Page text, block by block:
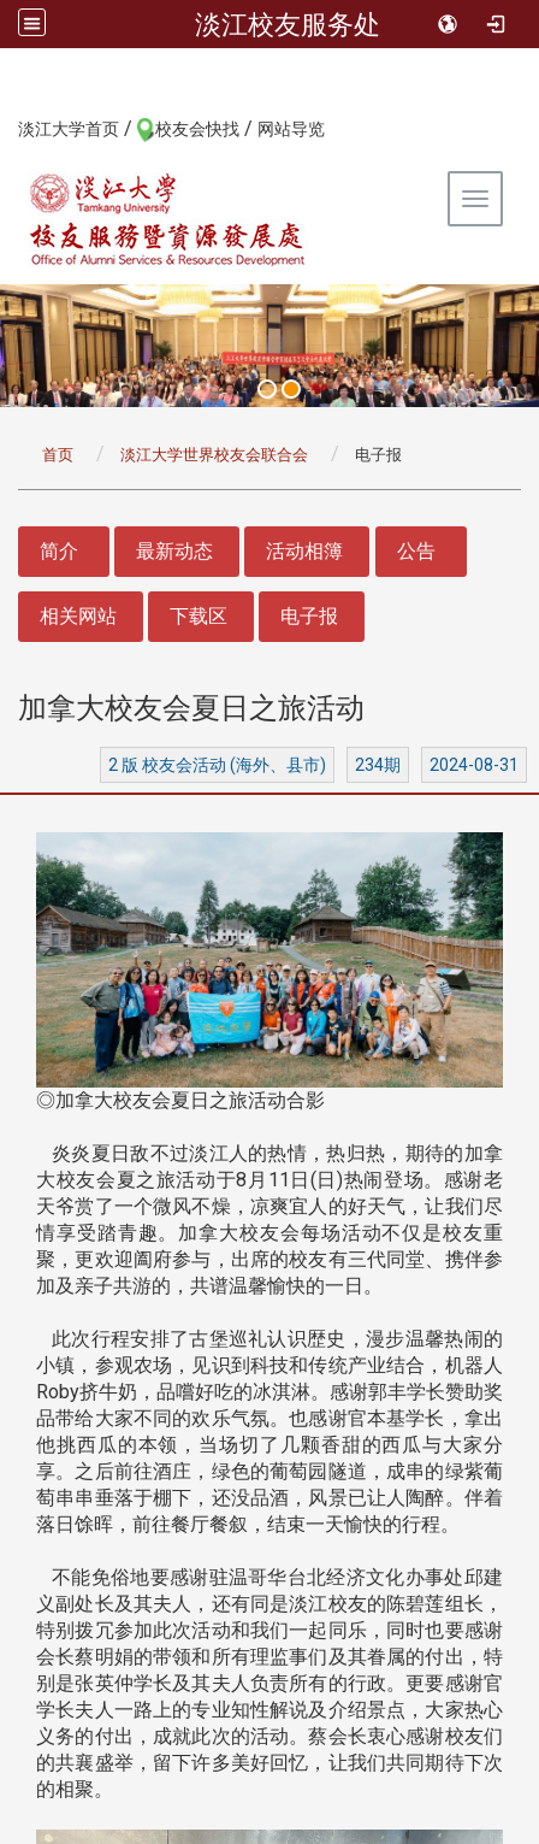
淡江校友服务处
淡江大学首页 / 校友会快找 / 网站导览
Toggle
首页 淡江大学世界校友会联合会 电子报
简介 最新动态 活动相簿 公告
相关网站 下载区 电子报
加拿大校友会夏日之旅活动
2 版 校友会活动 (海外、县市) 234期 2024-08-31
◎加拿大校友会夏日之旅活动合影
炎炎夏日敌不过淡江人的热情，热归热，期待的加拿
大校友会夏之旅活动于8月11日(日)热闹登场。感谢老
天爷赏了一个微风不燥，凉爽宜人的好天气，让我们尽
情享受踏青趣。加拿大校友会每场活动不仅是校友重
聚，更欢迎阖府参与，出席的校友有三代同堂、携伴参
加及亲子共游的，共谱温馨愉快的一日。
此次行程安排了古堡巡礼认识歴史，漫步温馨热闹的
小镇，参观农场，见识到科技和传统产业结合，机器人
Roby挤牛奶，品嚐好吃的冰淇淋。感谢郭丰学长赞助奖
品带给大家不同的欢乐气氛。也感谢官本基学长，拿出
他挑西瓜的本领，当场切了几颗香甜的西瓜与大家分
享。之后前往酒庄，绿色的葡萄园隧道，成串的绿紫葡
萄串串垂落于棚下，还没品酒，风景已让人陶醉。伴着
落日馀晖，前往餐厅餐叙，结束一天愉快的行程。
不能免俗地要感谢驻温哥华台北经济文化办事处邱建
义副处长及其夫人，还有同是淡江校友的陈碧莲组长，
特别拨冗参加此次活动和我们一起同乐，同时也要感谢
会长蔡明娟的带领和所有理监事们及其眷属的付出，特
别是张英仲学长及其夫人负责所有的行政。更要感谢官
学长夫人一路上的专业知性解说及介绍景点，大家热心
义务的付出，成就此次的活动。蔡会长衷心感谢校友们
的共襄盛举，留下许多美好回忆，让我们共同期待下次
的相聚。